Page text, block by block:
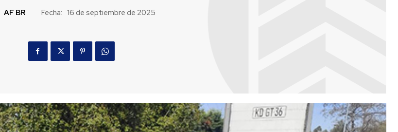
AF BR Fecha: 16 de septiembre de 2025